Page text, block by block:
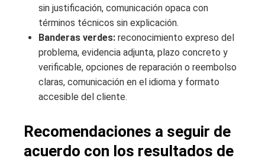
sin justificación, comunicación opaca con
términos técnicos sin explicación.
Banderas verdes: reconocimiento expreso del
problema, evidencia adjunta, plazo concreto y
verificable, opciones de reparación o reembolso
claras, comunicación en el idioma y formato
accesible del cliente.
Recomendaciones a seguir de
acuerdo con los resultados de